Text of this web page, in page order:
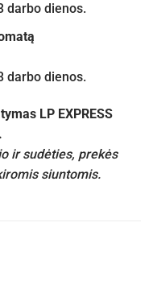
darbo dienos.
darbo dienos.
LP EXPRESS
ir sudėties, prekės
siuntomis.